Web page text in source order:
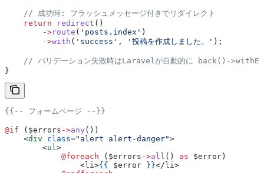
    // 成功時: フラッシュメッセージ付きでリダイレクト
    return
redirect ()
        ->
route ( 'posts.index' )
        ->
with ( 'success' , '投稿を作成しました。' );
// バリデーション失敗時はLaravelが自動的に back()-
}
{{-- フォームページ --}}
@if ( $errors ->any ())
    <
div class="alert alert-danger">
        <
ul >
            @foreach
( $errors ->all () as $error )
                <
li >{{ $error }}</ li >